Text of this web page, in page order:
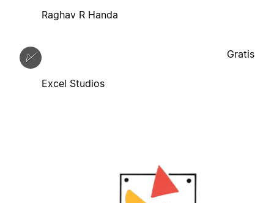
Raghav R Handa
Excel Studios
Gratis